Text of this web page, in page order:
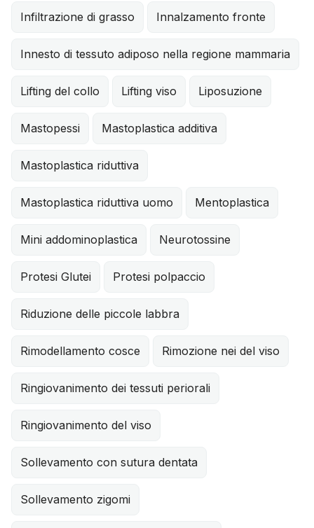
Infiltrazione di grasso Innalzamento fronte
Innesto di tessuto adiposo nella regione mammaria
Lifting del collo Lifting viso Liposuzione
Mastopessi Mastoplastica additiva
Mastoplastica riduttiva
Mastoplastica riduttiva uomo Mentoplastica
Mini addominoplastica Neurotossine
Protesi Glutei Protesi polpaccio
Riduzione delle piccole labbra
Rimodellamento cosce Rimozione nei del viso
Ringiovanimento dei tessuti periorali
Ringiovanimento del viso
Sollevamento con sutura dentata
Sollevamento zigomi